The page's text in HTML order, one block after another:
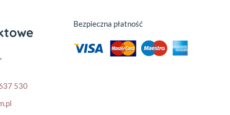
530
Bezpieczna płatność